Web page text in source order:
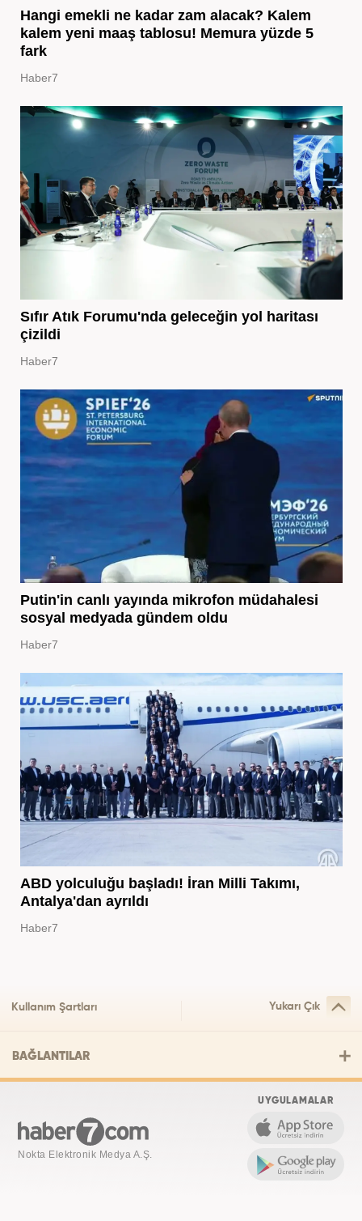
Hangi emekli ne kadar zam alacak? Kalem
kalem yeni maaş tablosu! Memura yüzde 5
fark
Haber7
Sıfır Atık Forumu'nda geleceğin yol haritası
çizildi
Haber7
Putin'in canlı yayında mikrofon müdahalesi
sosyal medyada gündem oldu
Haber7
ABD yolculuğu başladı! İran Milli Takımı,
Antalya'dan ayrıldı
Haber7
Kullanım Şartları Yukarı Çık
BAĞLANTILAR
Nokta Elektronik Medya A.Ş.
UYGULAMALAR